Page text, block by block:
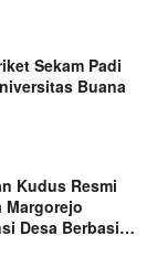
Sekam Padi
Buana
Kudus Resmi
Margorejo
Desa Berbasis